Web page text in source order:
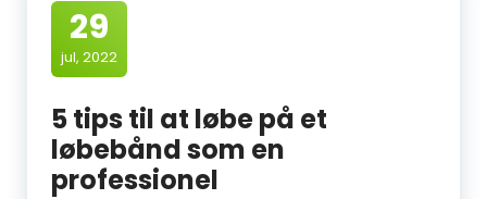
29
jul, 2022
5 tips til at løbe på et
løbebånd som en
professionel